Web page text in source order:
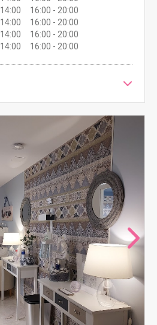
14:00 16:00 - 20:00
14:00 16:00 - 20:00
14:00 16:00 - 20:00
14:00 16:00 - 20:00